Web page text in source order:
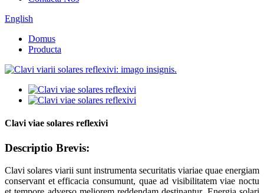
English
Domus
Producta
Clavi viae solares reflexivi
Descriptio Brevis:
Clavi solares viarii sunt instrumenta securitatis viariae quae energiam
conservant et efficacia consumunt, quae ad visibilitatem viae noctu